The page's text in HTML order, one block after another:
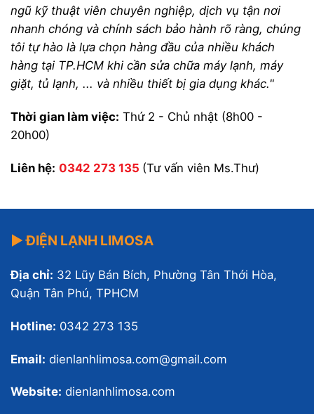
ngũ kỹ thuật viên chuyên nghiệp, dịch vụ tận nơi
nhanh chóng và chính sách bảo hành rõ ràng, chúng
tôi tự hào là lựa chọn hàng đầu của nhiều khách
hàng tại TP.HCM khi cần sửa chữa máy lạnh, máy
giặt, tủ lạnh, ... và nhiều thiết bị gia dụng khác."
Thời gian làm việc: Thứ 2 - Chủ nhật (8h00 -
20h00)
Liên hệ: 0342 273 135 (Tư vấn viên Ms.Thư)
▶ ĐIỆN LẠNH LIMOSA
Địa chỉ: 32 Lũy Bán Bích, Phường Tân Thới Hòa,
Quận Tân Phú, TPHCM
Hotline: 0342 273 135
Email: dienlanhlimosa.com@gmail.com
Website: dienlanhlimosa.com